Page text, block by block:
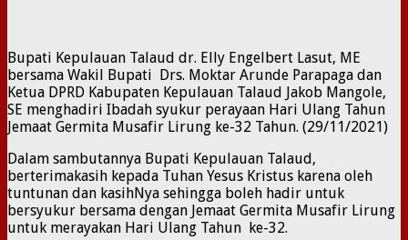
Bupati Kepulauan Talaud dr. Elly Engelbert Lasut, ME
bersama Wakil Bupati Drs. Moktar Arunde Parapaga dan
Ketua DPRD Kabupaten Kepulauan Talaud Jakob Mangole,
SE menghadiri Ibadah syukur perayaan Hari Ulang Tahun
Jemaat Germita Musafir Lirung ke-32 Tahun. (29/11/2021)
Dalam sambutannya Bupati Kepulauan Talaud,
berterimakasih kepada Tuhan Yesus Kristus karena oleh
tuntunan dan kasihNya sehingga boleh hadir untuk
bersyukur bersama dengan Jemaat Germita Musafir Lirung
untuk merayakan Hari Ulang Tahun ke-32.